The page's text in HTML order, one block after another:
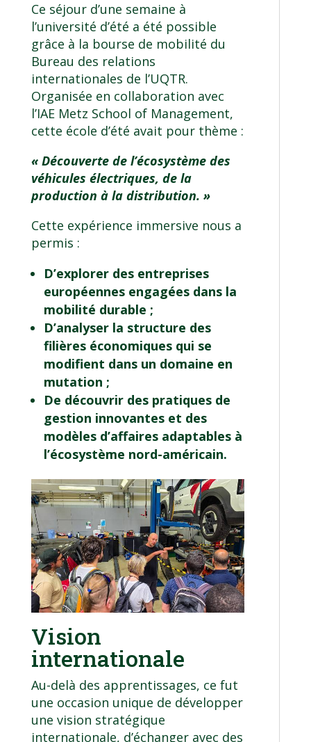
Ce séjour d’une semaine à
l’université d’été a été possible
grâce à la bourse de mobilité du
Bureau des relations
internationales de l’UQTR.
Organisée en collaboration avec
l’IAE Metz School of Management,
cette école d’été avait pour thème :
« Découverte de l’écosystème des
véhicules électriques, de la
production à la distribution. »
Cette expérience immersive nous a
permis :
D’explorer des entreprises
européennes engagées dans la
mobilité durable ;
D’analyser la structure des
filières économiques qui se
modifient dans un domaine en
mutation ;
De découvrir des pratiques de
gestion innovantes et des
modèles d’affaires adaptables à
l’écosystème nord-américain.
Vision
internationale
Au-delà des apprentissages, ce fut
une occasion unique de développer
une vision stratégique
internationale, d’échanger avec des